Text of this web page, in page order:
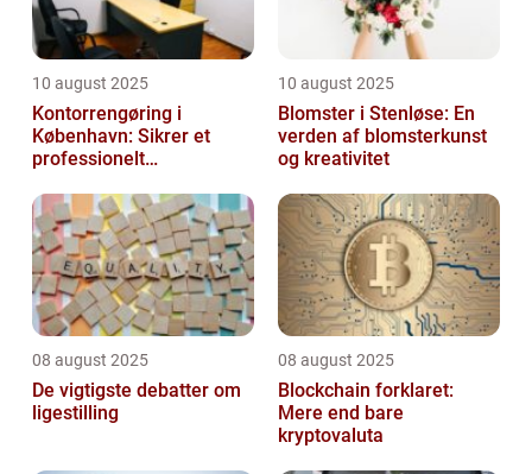
10 august 2025
Kontorrengøring i
København: Sikrer et
professionelt
10 august 2025
Blomster i Stenløse: En
verden af blomsterkunst
og kreativitet
08 august 2025
De vigtigste debatter om
ligestilling
08 august 2025
Blockchain forklaret:
Mere end bare
kryptovaluta